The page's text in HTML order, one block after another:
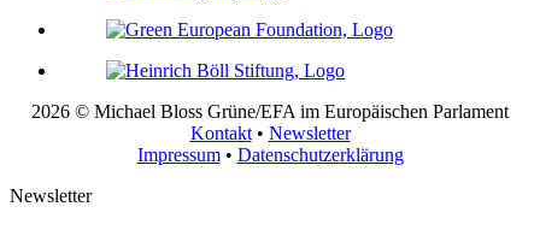
2026 © Michael Bloss Grüne/EFA im Europäischen Parlament
Kontakt• Newsletter
Impressum• Datenschutzerklärung
Newsletter